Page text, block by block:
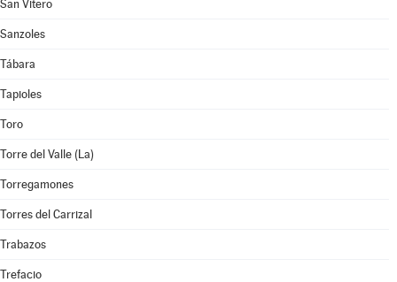
San Vitero
Sanzoles
Tábara
Tapioles
Toro
Torre del Valle (La)
Torregamones
Torres del Carrizal
Trabazos
Trefacio